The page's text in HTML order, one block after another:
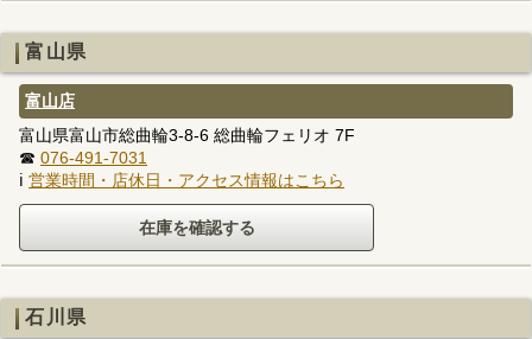
富山県
富山店
富山県富山市総曲輪3-8-6 総曲輪フェリオ 7F
☎ 076-491-7031
ℹ 営業時間・店休日・アクセス情報はこちら
石川県